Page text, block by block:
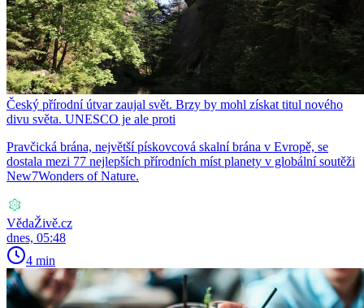
Český přírodní útvar zaujal svět. Brzy by mohl získat titul nového
divu světa. UNESCO je ale proti
Pravčická brána, největší pískovcová skalní brána v Evropě, se
dostala mezi 77 nejlepších přírodních míst planety v globální soutěži
New7Wonders of Nature.
VědaŽivě.cz
dnes, 05:48
4 min